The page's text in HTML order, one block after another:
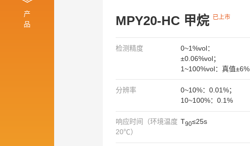
产
品
MPY20-HC 甲烷 已上市
检测精度
​0~1%vol：
±0.06%vol；
1~100%vol：真值±6%
分辨率
0~10%：0.01%；
10~100%：0.1%
响应时间（环境温度
20℃）
T90≤25s